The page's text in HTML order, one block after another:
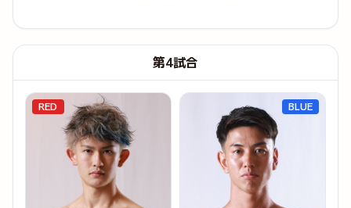
第4試合
RED BLUE